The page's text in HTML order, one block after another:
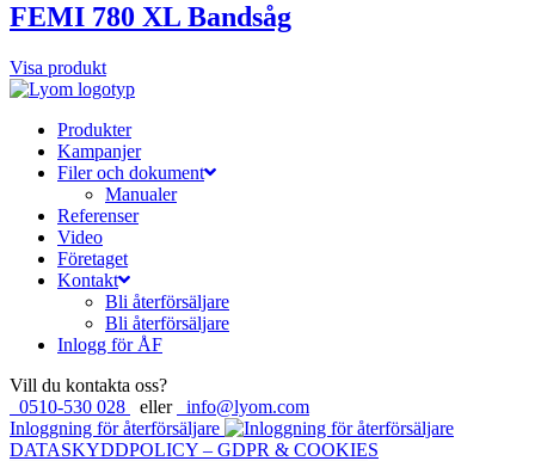
FEMI 780 XL Bandsåg
Visa produkt
Produkter
Kampanjer
Filer och dokument
Manualer
Referenser
Video
Företaget
Kontakt
Bli återförsäljare
Bli återförsäljare
Inlogg för ÅF
Vill du kontakta oss?
0510-530 028
eller
info@lyom.com
Inloggning för återförsäljare
DATASKYDDPOLICY – GDPR & COOKIES